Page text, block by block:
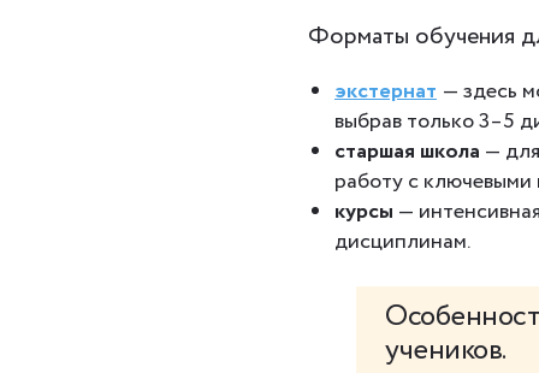
Форматы обучения
экстернат — здесь
выбрав только 3–5
старшая школа —
работу с
курсы —
дисциплинам.
учеников.